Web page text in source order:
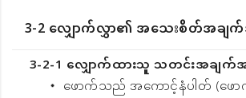
3-2 လျှောက်လွှာ၏ အသေးစိတ်အချ
3-2-1 လျှောက်ထားသူ သတင်းအချက်
・ ဖောက်သည် အကောင့်နံပါတ် (ဖ